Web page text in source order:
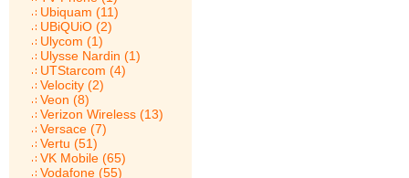
Ubiquam (11)
UBiQUiO (2)
Ulycom (1)
Ulysse Nardin (1)
UTStarcom (4)
Velocity (2)
Veon (8)
Verizon Wireless (13)
Versace (7)
Vertu (51)
VK Mobile (65)
Vodafone (55)